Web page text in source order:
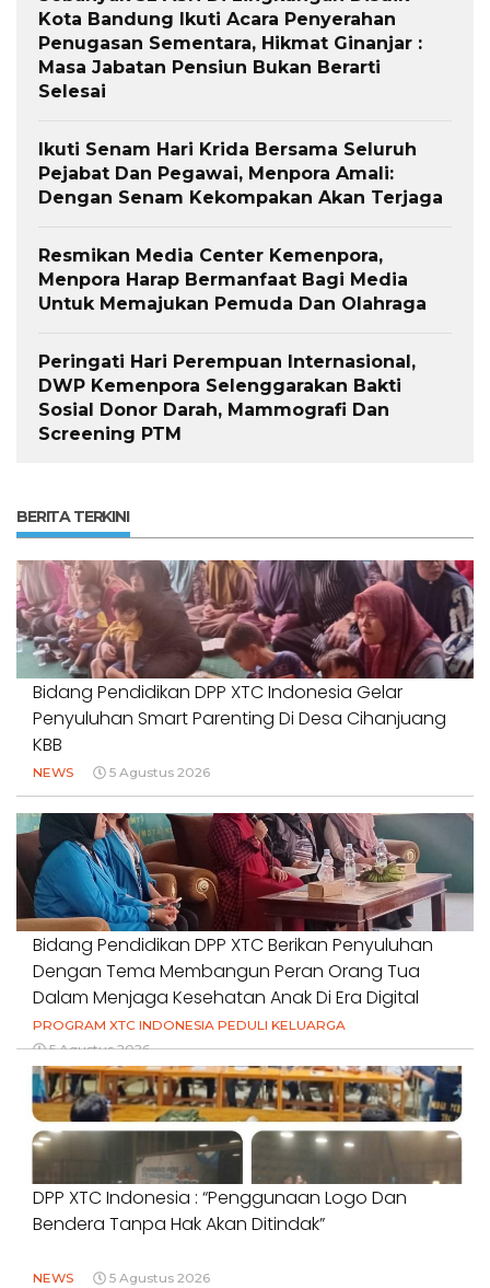
Kota Bandung Ikuti Acara Penyerahan
Penugasan Sementara, Hikmat Ginanjar :
Masa Jabatan Pensiun Bukan Berarti
Selesai
Ikuti Senam Hari Krida Bersama Seluruh
Pejabat Dan Pegawai, Menpora Amali:
Dengan Senam Kekompakan Akan Terjaga
Resmikan Media Center Kemenpora,
Menpora Harap Bermanfaat Bagi Media
Untuk Memajukan Pemuda Dan Olahraga
Peringati Hari Perempuan Internasional,
DWP Kemenpora Selenggarakan Bakti
Sosial Donor Darah, Mammografi Dan
Screening PTM
BERITA TERKINI
Bidang Pendidikan DPP XTC Indonesia Gelar
Penyuluhan Smart Parenting Di Desa Cihanjuang
KBB
NEWS 5 Agustus 2026
Bidang Pendidikan DPP XTC Berikan Penyuluhan
Dengan Tema Membangun Peran Orang Tua
Dalam Menjaga Kesehatan Anak Di Era Digital
PROGRAM XTC INDONESIA PEDULI KELUARGA
5 Agustus 2026
DPP XTC Indonesia : “Penggunaan Logo Dan
Bendera Tanpa Hak Akan Ditindak”
NEWS 5 Agustus 2026